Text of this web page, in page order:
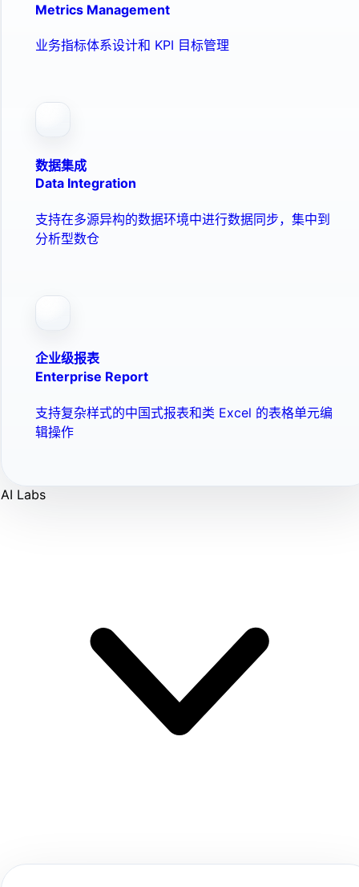
Metrics Management
业务指标体系设计和 KPI 目标管理
数据集成
Data Integration
支持在多源异构的数据环境中进行数据同步，集中到
分析型数仓
企业级报表
Enterprise Report
支持复杂样式的中国式报表和类 Excel 的表格单元编
辑操作
AI Labs